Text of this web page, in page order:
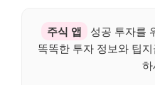
주식 앱
성공 투자를
똑똑한 투자 정보와 팁